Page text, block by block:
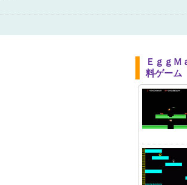
Ｅｇｇ
料ゲーム